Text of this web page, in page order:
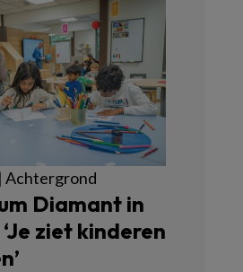
Achtergrond
Diamant in
ziet kinderen